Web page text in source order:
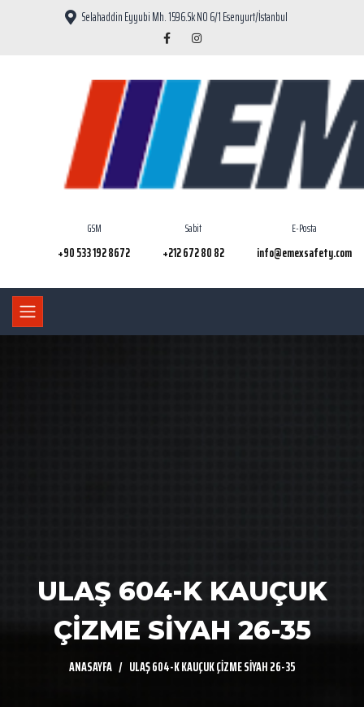
Selahaddin Eyyubi Mh. 1596.Sk NO 6/1 Esenyurt/İstanbul
GSM
+90 533 192 8672
Sabit
+212 672 80 82
E-Posta
info@emexsafety.com
ULAŞ 604-K KAUÇUK
ÇİZME SİYAH 26-35
ANASAYFA ULAŞ 604-K KAUÇUK ÇİZME SİYAH 26-35